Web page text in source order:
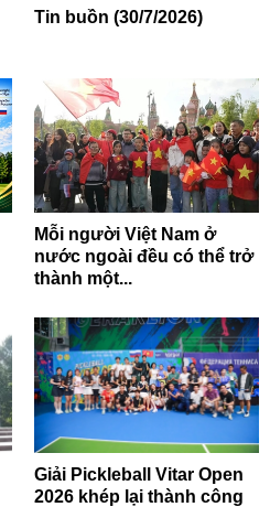
Tin buồn (30/7/2026)
Mỗi người Việt Nam ở
nước ngoài đều có thể trở
thành một...
Giải Pickleball Vitar Open
2026 khép lại thành công